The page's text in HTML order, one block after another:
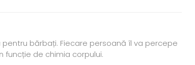
bărbați. Fiecare persoană îl va percepe
funcție de chimia corpului.